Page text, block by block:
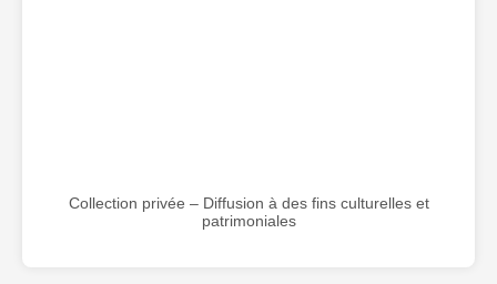
Collection privée – Diffusion à des fins culturelles et
patrimoniales